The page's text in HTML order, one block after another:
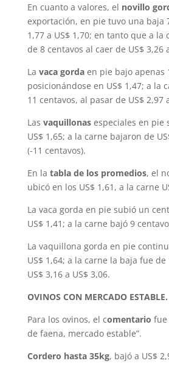
En cuanto a valores, el novillo
exportación, en pie tuvo una baja
1,77 a US$ 1,70; en tanto que a la
de 8 centavos al caer de US$ 3,26
La vaca gordaen pie bajo apenas
posicionándose en US$ 1,47; a la
11 centavos, al pasar de US$ 2,97
Las vaquillonasespeciales en pie
US$ 1,65; a la carne bajaron de
(-11 centavos).
En la tabla de los promedios, el
ubicó en los US$ 1,61, a la carne
La vaca gorda en pie subió un
US$ 1,41; a la carne bajó 9
La vaquillona gorda en pie
US$ 1,64; a la carne la baja fue de
US$ 3,16 a US$ 3,06.
OVINOS CON MERCADO ESTABLE.
Para los ovinos, el comentario fue
de faena, mercado estable”.
Cordero hasta 35kg, bajó a US$